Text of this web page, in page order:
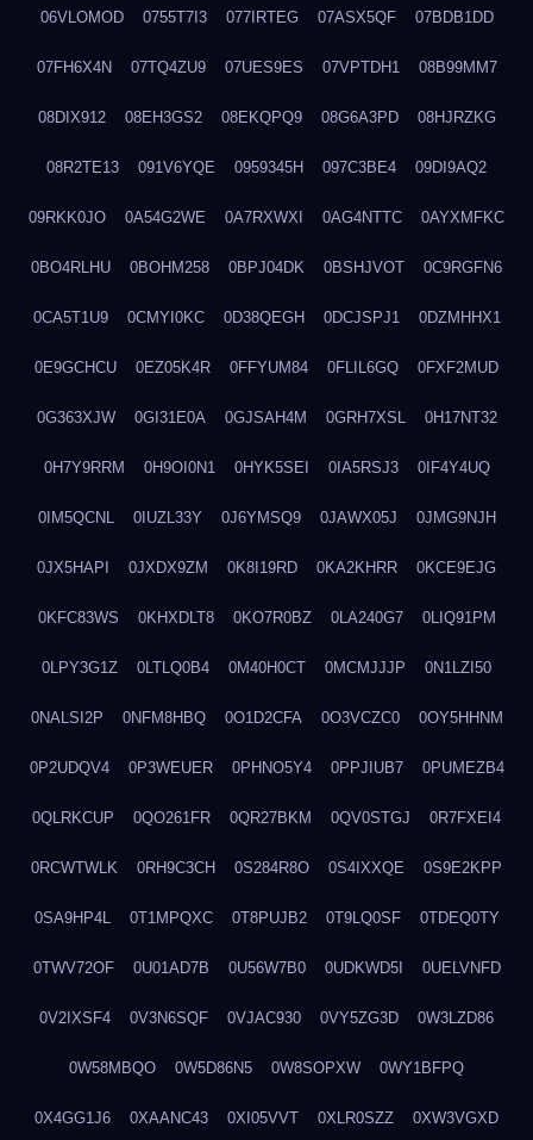
06VLOMOD 0755T7I3 077IRTEG 07ASX5QF 07BDB1DD
07FH6X4N 07TQ4ZU9 07UES9ES 07VPTDH1 08B99MM7
08DIX912 08EH3GS2 08EKQPQ9 08G6A3PD 08HJRZKG
08R2TE13 091V6YQE 0959345H 097C3BE4 09DI9AQ2
09RKK0JO 0A54G2WE 0A7RXWXI 0AG4NTTC 0AYXMFKC
0BO4RLHU 0BOHM258 0BPJ04DK 0BSHJVOT 0C9RGFN6
0CA5T1U9 0CMYI0KC 0D38QEGH 0DCJSPJ1 0DZMHHX1
0E9GCHCU 0EZ05K4R 0FFYUM84 0FLIL6GQ 0FXF2MUD
0G363XJW 0GI31E0A 0GJSAH4M 0GRH7XSL 0H17NT32
0H7Y9RRM 0H9OI0N1 0HYK5SEI 0IA5RSJ3 0IF4Y4UQ
0IM5QCNL 0IUZL33Y 0J6YMSQ9 0JAWX05J 0JMG9NJH
0JX5HAPI 0JXDX9ZM 0K8I19RD 0KA2KHRR 0KCE9EJG
0KFC83WS 0KHXDLT8 0KO7R0BZ 0LA240G7 0LIQ91PM
0LPY3G1Z 0LTLQ0B4 0M40H0CT 0MCMJJJP 0N1LZI50
0NALSI2P 0NFM8HBQ 0O1D2CFA 0O3VCZC0 0OY5HHNM
0P2UDQV4 0P3WEUER 0PHNO5Y4 0PPJIUB7 0PUMEZB4
0QLRKCUP 0QO261FR 0QR27BKM 0QV0STGJ 0R7FXEI4
0RCWTWLK 0RH9C3CH 0S284R8O 0S4IXXQE 0S9E2KPP
0SA9HP4L 0T1MPQXC 0T8PUJB2 0T9LQ0SF 0TDEQ0TY
0TWV72OF 0U01AD7B 0U56W7B0 0UDKWD5I 0UELVNFD
0V2IXSF4 0V3N6SQF 0VJAC930 0VY5ZG3D 0W3LZD86
0W58MBQO 0W5D86N5 0W8SOPXW 0WY1BFPQ
0X4GG1J6 0XAANC43 0XI05VVT 0XLR0SZZ 0XW3VGXD